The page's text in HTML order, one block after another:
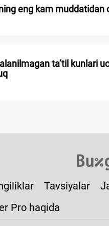
eng kam muddatidan
ta’til kunlari
Tavsiyalar
Pro haqida